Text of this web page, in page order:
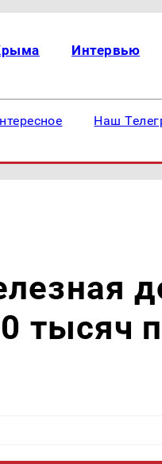
Интервью
Наш
тысяч